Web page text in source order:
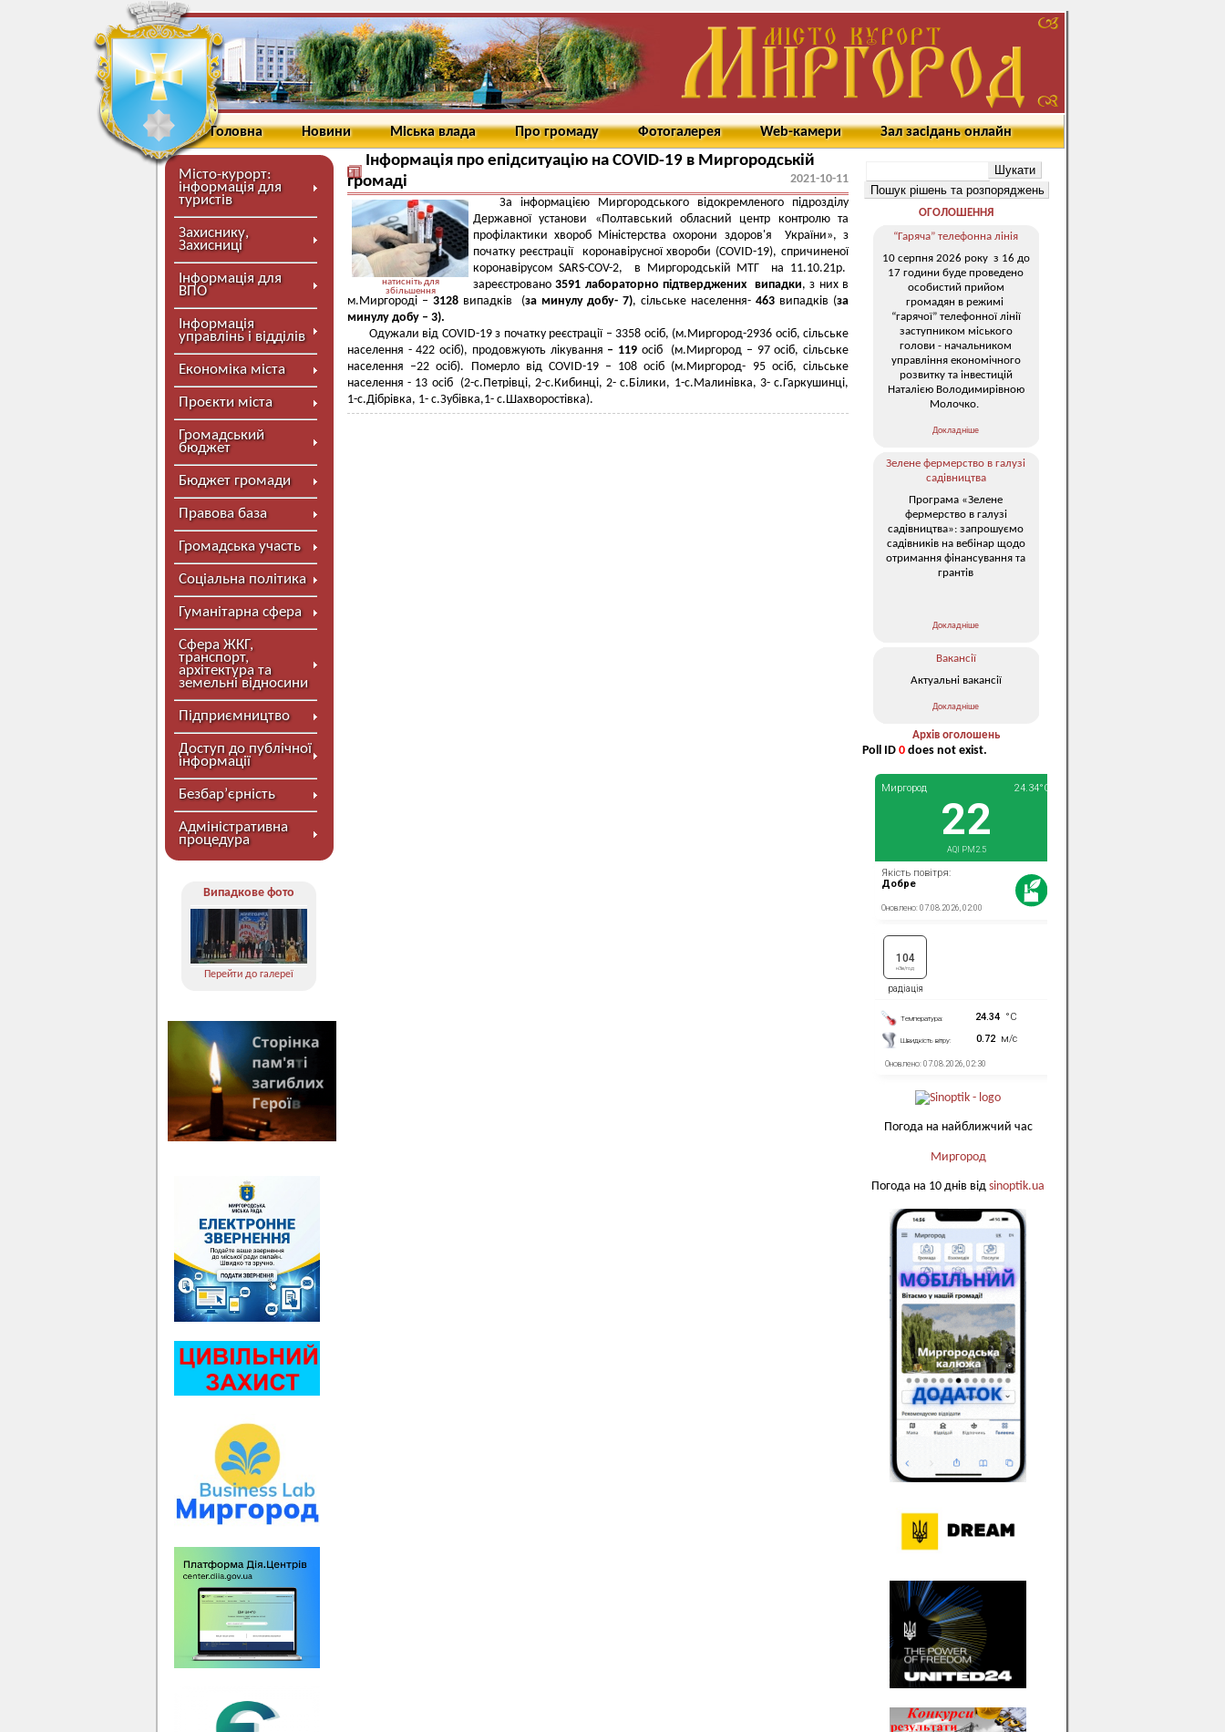
Головна Новини Міська влада Про громаду Фотогалерея Web-камери Зал засідань онлайн
Місто-курорт:
інформація для
туристів
Захиснику,
Захисниці
Інформація для
ВПО
Інформація
управлінь і відділів
Економіка міста
Проєкти міста
Громадський
бюджет
Бюджет громади
Правова база
Громадська участь
Соціальна політика
Гуманітарна сфера
Сфера ЖКГ,
транспорт,
архітектура та
земельні відносини
Підприємництво
Доступ до публічної
інформації
Безбар’єрність
Адміністративна
процедура
Випадкове фото
Перейти до галереї
Інформація про епідситуацію на COVID-19 в Миргородській
громаді
2021-10-11
натисніть для
збільшення
За інформацією Миргородського відокремленого підрозділу
Державної установи «Полтавський обласний центр контролю та
профілактики хвороб Міністерства охорони здоров'я України», з
початку реєстрації коронавірусної хвороби (COVID-19), спричиненої
коронавірусом SARS-COV-2, в Миргородській МТГ на 11.10.21р.
зареєстровано3591 лабораторно підтверджених випадки, з них в
м.Миргороді – 3128випадків (за минулу добу-7), сільське населення-463 випадків (за
минулу добу – 3).
Одужали від COVID-19 з початку реєстрації – 3358 осіб, (м.Миргород-2936 осіб, сільське
населення - 422 осіб), продовжують лікування – 119 осіб (м.Миргород – 97 осіб, сільське
населення –22 осіб). Померло від COVID-19 – 108 осіб (м.Миргород- 95 осіб, сільське
населення - 13 осіб (2-с.Петрівці, 2-с.Кибинці, 2- с.Білики, 1-с.Малинівка, 3- с.Гаркушинці,
1-с.Дібрівка, 1- с.Зубівка,1- с.Шахворостівка).
ОГОЛОШЕННЯ
“Гаряча” телефонна лінія
10 серпня 2026 року з 16 до
17 години буде проведено
особистий прийом
громадян в режимі
“гарячої” телефонної лінії
заступником міського
голови - начальником
управління економічного
розвитку та інвестицій
Наталією Володимирівною
Молочко.
Докладніше
Зелене фермерство в галузі
садівництва
Програма «Зелене
фермерство в галузі
садівництва»: запрошуємо
садівників на вебінар щодо
отримання фінансування та
грантів
Докладніше
Вакансії
Актуальні вакансії
Докладніше
Архів оголошень
Poll ID 0 does not exist.
Погода на найближчий час
Миргород
Погода на 10 днів від sinoptik.ua